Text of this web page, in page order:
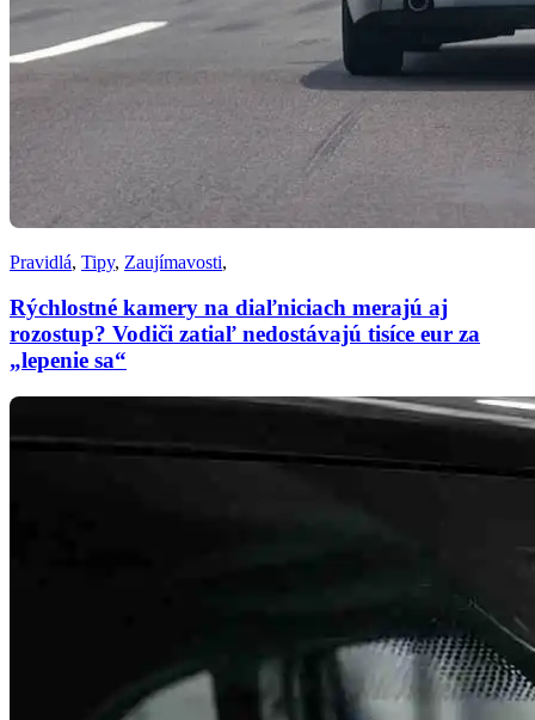
Pravidlá, Tipy, Zaujímavosti,
Rýchlostné kamery na diaľniciach merajú aj
rozostup? Vodiči zatiaľ nedostávajú tisíce eur za
„lepenie sa“